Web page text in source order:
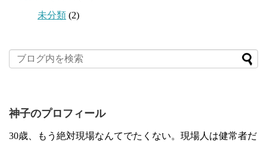
未分類 (2)
神子のプロフィール
30歳、もう絶対現場なんてでたくない。現場人は健常者だ